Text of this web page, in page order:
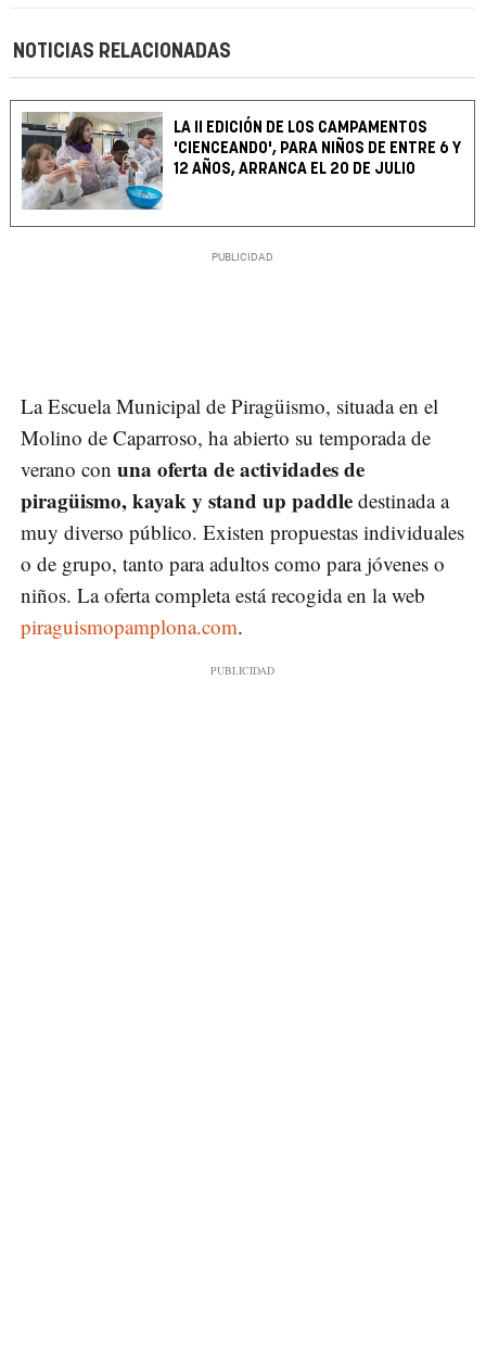
NOTICIAS RELACIONADAS
LA II EDICIÓN DE LOS CAMPAMENTOS
'CIENCEANDO', PARA NIÑOS DE ENTRE 6 Y
12 AÑOS, ARRANCA EL 20 DE JULIO
La Escuela Municipal de Piragüismo, situada en el
Molino de Caparroso, ha abierto su temporada de
verano con una oferta de actividades de
piragüismo, kayak y stand up paddle destinada a
muy diverso público. Existen propuestas individuales
o de grupo, tanto para adultos como para jóvenes o
niños. La oferta completa está recogida en la web
piraguismopamplona.com.